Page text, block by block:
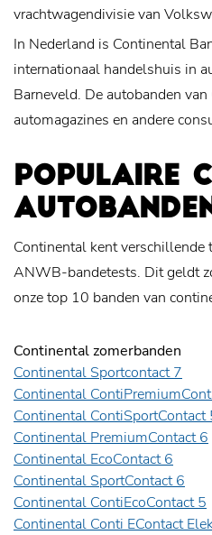
vrachtwagendivisie van
In Nederland is Continental
internationaal handelshuis in
Barneveld. De autobanden
automagazines en andere
POPULAIRE
Continental kent verschillende
ANWB-bandetests. Dit geldt
onze top 10 banden van
Continental zomerbanden
Continental Sportcontact 7
Continental
Continental ContiSportContact
Continental PremiumContact 6
Continental EcoContact 6
Continental SportContact 6
Continental ContiEcoContact 5
Continental Conti EContact